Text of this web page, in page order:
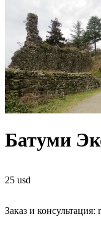
Батуми
25 usd
Заказ и